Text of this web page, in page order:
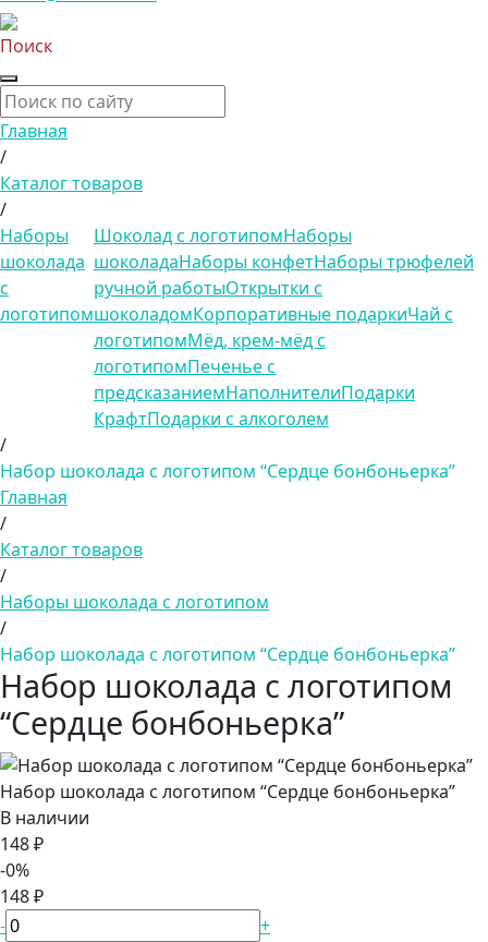
Поиск
Главная
/
Каталог товаров
/
Наборы
шоколада
с
логотипом
Шоколад с логотипомНаборы
шоколадаНаборы конфетНаборы трюфелей
ручной работыОткрытки с
шоколадомКорпоративные подаркиЧай с
логотипомМёд, крем-мёд с
логотипомПеченье с
предсказаниемНаполнителиПодарки
КрафтПодарки с алкоголем
/
Набор шоколада с логотипом “Сердце бонбоньерка”
Главная
/
Каталог товаров
/
Наборы шоколада с логотипом
/
Набор шоколада с логотипом “Сердце бонбоньерка”
Набор шоколада с логотипом
“Сердце бонбоньерка”
Набор шоколада с логотипом “Сердце бонбоньерка”
В наличии
148 ₽
-0%
148 ₽
-
+